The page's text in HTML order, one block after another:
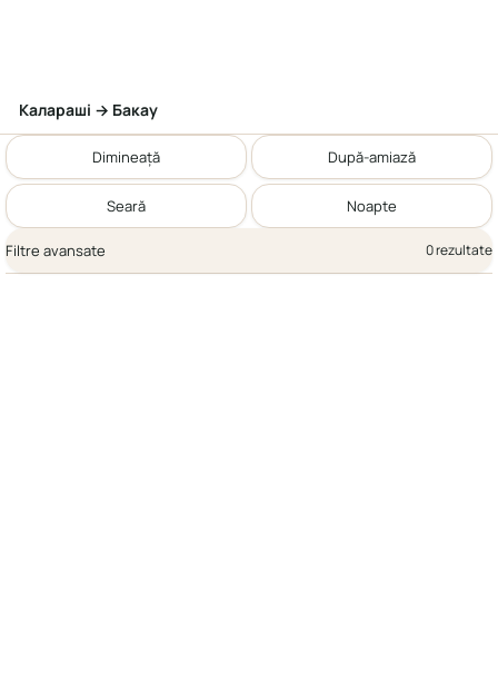
Каларaші → Бакау
Dimineață După-amiază
Seară Noapte
Filtre avansate 0 rezultate